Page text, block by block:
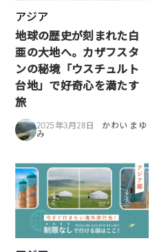
アジア
地球の歴史が刻まれた白
亜の大地へ。カザフスタ
ンの秘境「ウスチュルト
台地」で好奇心を満たす
旅
2025年3月28日
かわい まゆ
み